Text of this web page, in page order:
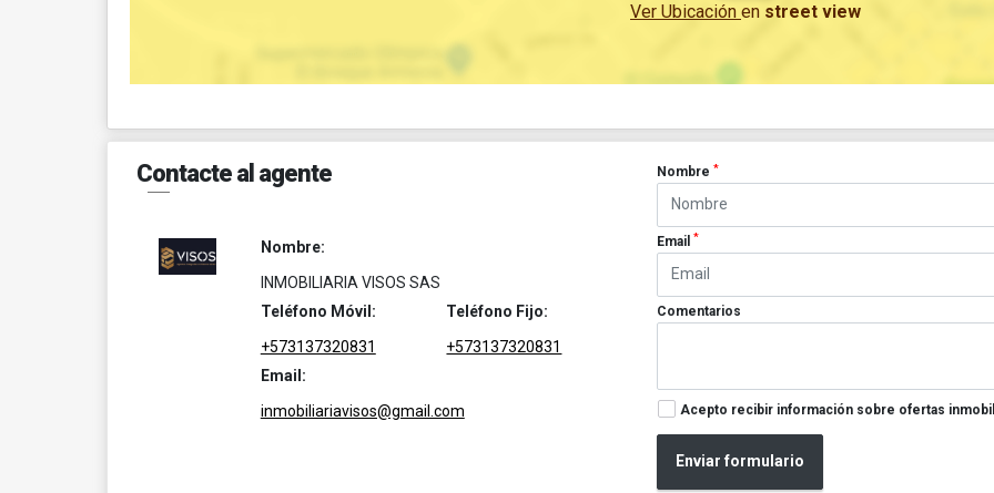
Ver Ubicación en street view
Contacte al agente
Nombre:
INMOBILIARIA VISOS SAS
Teléfono Móvil:
+573137320831
Teléfono Fijo:
+573137320831
Email:
inmobiliariavisos@gmail.com
Nombre*
Email*
Comentarios
Acepto recibir información sobre ofertas
Enviar formulario